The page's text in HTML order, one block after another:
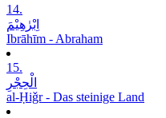
14.
اِبْرٰھِیْمَ
Ibrāhīm - Abraham
15.
الْحِجْرِ
al-Ḥiǧr - Das steinige Land